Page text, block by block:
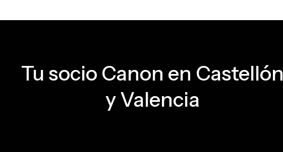
Tu socio Canon en Castellón
y Valencia